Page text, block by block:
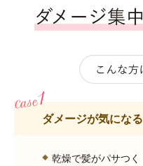
ダメージが気になる
乾燥で髪がパサつく